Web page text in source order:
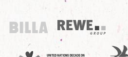
Billa
REWE Group
UN Decade
Birdlife